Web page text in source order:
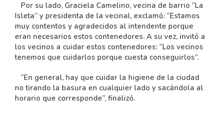
Por su lado, Graciela Camelino, vecina de barrio “La
Isleta” y presidenta de la vecinal, exclamó: “Estamos
muy contentos y agradecidos al intendente porque
eran necesarios estos contenedores. A su vez, invitó a
los vecinos a cuidar estos contenedores: “Los vecinos
tenemos que cuidarlos porque cuesta conseguirlos”.
“En general, hay que cuidar la higiene de la ciudad
no tirando la basura en cualquier lado y sacándola al
horario que corresponde”, finalizó.